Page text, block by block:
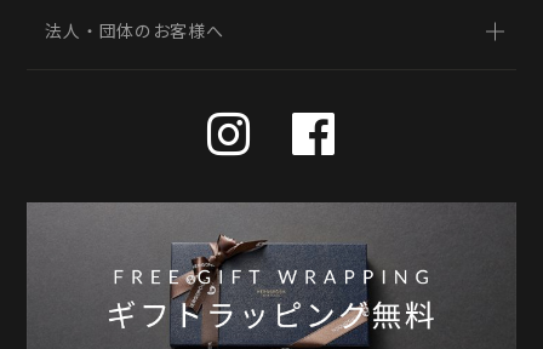
法人・団体のお客様へ